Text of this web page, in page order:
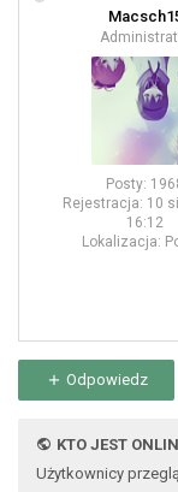
Posty:
Rejestracja: 10
16:12
Lokalizacja:
Odpowiedz
KTO JEST
Użytkownicy